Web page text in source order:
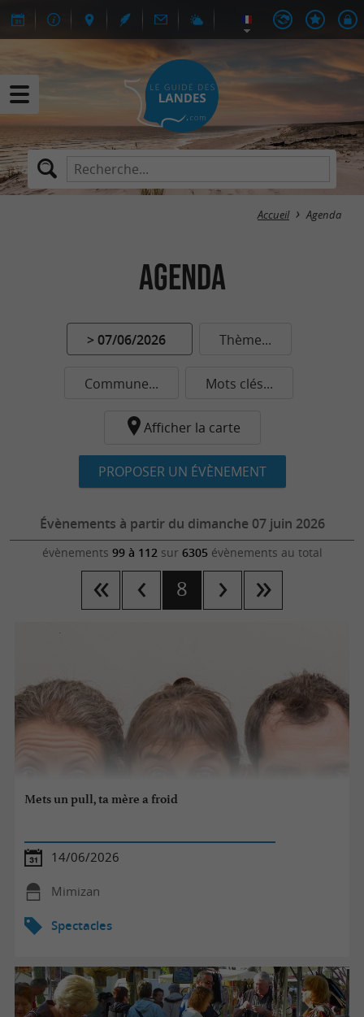
Accueil Agenda
Agenda
> 07/06/2026 Thème...
Commune... Mots clés...
Afficher la carte
PROPOSER UN ÉVÈNEMENT
Évènements à partir du dimanche 07 juin 2026
évènements 99 à 112sur 6305 évènements au total
8
Mets un pull, ta mère a froid
14/06/2026
Mimizan
Spectacles